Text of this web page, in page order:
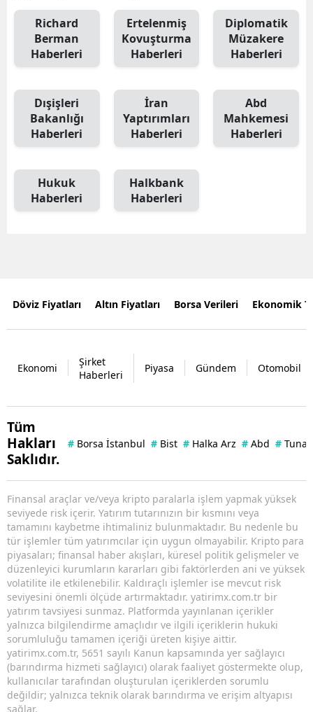
Richard
Berman
Haberleri
Ertelenmiş
Kovuşturma
Haberleri
Diplomatik
Müzakere
Haberleri
Dışişleri
Bakanlığı
Haberleri
İran
Yaptırımları
Haberleri
Abd
Mahkemesi
Haberleri
Hukuk
Haberleri
Halkbank
Haberleri
Döviz Fiyatları Altın Fiyatları Borsa Verileri Ekonomik
Ekonomi
Şirket
Haberleri
Piyasa Gündem Otomobil
Tüm
Hakları
Saklıdır.
# Borsa İstanbul # Bist # Halka Arz # Abd # Tuna
Finansal araçlar ve/veya kripto paralarla işlem yapmak yüksek
seviyede risk içerir. Yatırım tutarınızın bir kısmını veya
tamamını kaybetme ihtimaliniz bulunmaktadır. Bu nedenle bu
tür işlemler tüm yatırımcılar için uygun olmayabilir. Kripto para
piyasaları; finansal haber akışları, küresel politik gelişmeler ve
düzenleyici kurumların kararları gibi faktörlerden ani ve yüksek
volatilite ile etkilenebilir. Kaldıraçlı işlemler ise mevcut risk
seviyesini önemli ölçüde artırmaktadır. yatirimx.com.tr bir
yatırım tavsiyesi sunmaz. Platformda yayınlanan içerikler
yalnızca bilgilendirme amaçlıdır ve ilgili içeriklerin hukuki
sorumluluğu tamamen içeriği üreten kişiye aittir.
yatirimx.com.tr, 5651 sayılı Kanun kapsamında yer sağlayıcı
(barındırma hizmeti sağlayıcı) olarak faaliyet göstermekte olup,
kullanıcılar tarafından oluşturulan içeriklerden sorumlu
değildir; yalnızca teknik olarak barındırma ve erişim altyapısı
sağlar.